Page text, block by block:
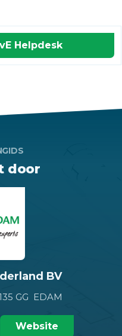
Helpdesk
door
BV
GG EDAM
Website